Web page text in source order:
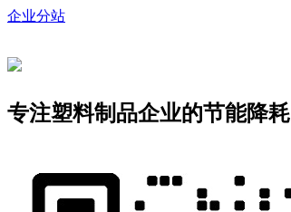
企业分站
专注塑料制品企业的节能降耗